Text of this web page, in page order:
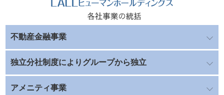
不動産金融事業
独立分社制度によりグループから独立
アメニティ事業